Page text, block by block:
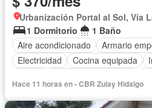
Urbanización Portal al Sol, Vía
1 Dormitorio
1 Baño
Aire acondicionado
Armario
Electricidad
Cocina equipada
Cancha de tenis
Wifi
Hace 11 horas en - CBR Zulay Hidalgo